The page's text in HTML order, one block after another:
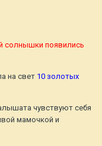
солнышки появились
на свет 10 золотых
чувствуют себя
мамочкой и